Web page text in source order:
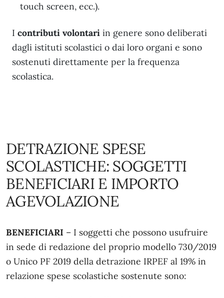
touch screen, ecc.).
I contributi volontari in genere sono deliberati
dagli istituti scolastici o dai loro organi e sono
sostenuti direttamente per la frequenza
scolastica.
DETRAZIONE SPESE
SCOLASTICHE: SOGGETTI
BENEFICIARI E IMPORTO
AGEVOLAZIONE
BENEFICIARI – I soggetti che possono usufruire
in sede di redazione del proprio modello 730/2019
o Unico PF 2019 della detrazione IRPEF al 19% in
relazione spese scolastiche sostenute sono: